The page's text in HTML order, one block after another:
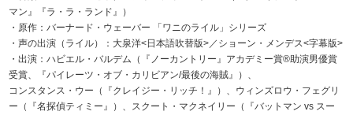
マン』『ラ・ラ・ランド』）
・原作：バーナード・ウェーバー 「ワニのライル」シリーズ
・声の出演（ライル）：大泉洋<日本語吹替版>／ショーン・メンデス<字幕版>
・出演：ハビエル・バルデム（『ノーカントリー』アカデミー賞®助演男優賞
受賞、『パイレーツ・オブ・カリビアン/最後の海賊』）、
コンスタンス・ウー（『クレイジー・リッチ！』）、ウィンズロウ・フェグリ
ー（『名探偵ティミー』）、スクート・マクネイリー（『バットマン vs スー